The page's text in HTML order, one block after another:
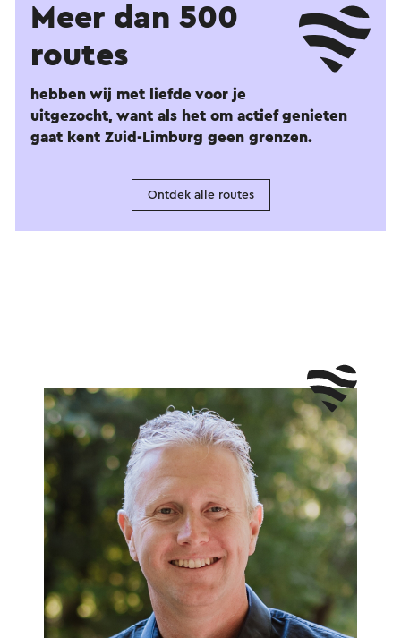
Meer dan 500
routes
hebben wij met liefde voor je
uitgezocht, want als het om actief genieten
gaat kent Zuid-Limburg geen grenzen.
Ontdek alle routes